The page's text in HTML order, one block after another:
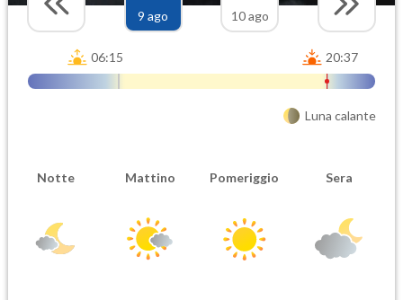
9 ago
10 ago
06:15 20:37
Luna calante
Notte Mattino Pomeriggio Sera